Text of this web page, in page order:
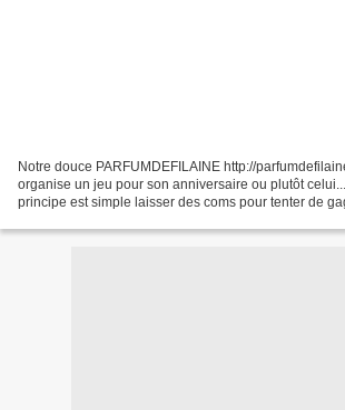
Notre douce PARFUMDEFILAINE http://
organise un jeu pour son anniversaire ou plutôt
principe est simple laisser des coms pour tenter de